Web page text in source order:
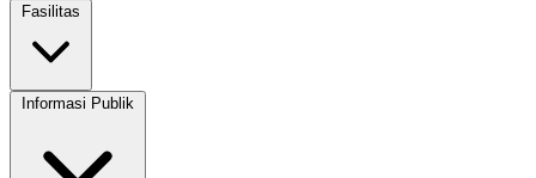
Fasilitas
Informasi Publik